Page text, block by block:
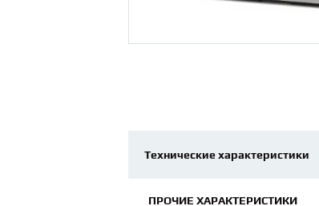
Технические характеристики
ПРОЧИЕ ХАРАКТЕРИСТИКИ